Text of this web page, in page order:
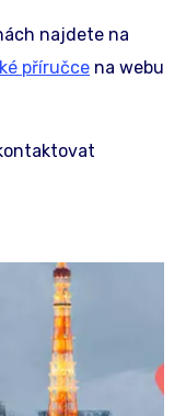
najdete na
příručce na webu